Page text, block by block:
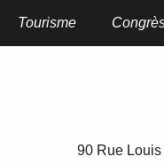
Tourisme Startseite
Sure
90 Rue